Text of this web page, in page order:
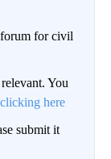
for civil
You
clicking here
submit it